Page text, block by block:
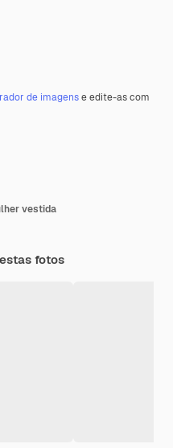
de imagense edite-as com
vestida
fotos